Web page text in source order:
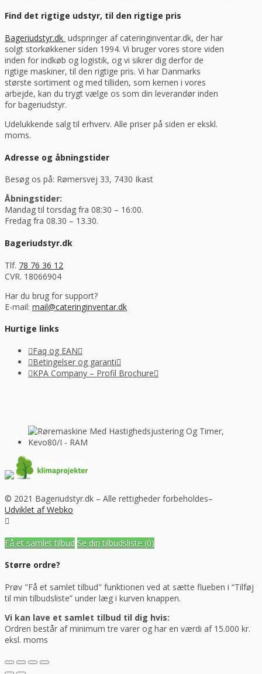
Find det rigtige udstyr, til den rigtige pris
Bageriudstyr.dk udspringer af cateringinventar.dk, der har
solgt storkøkkener siden 1994. Vi bruger vores store viden
inden for indkøb og logistik, og vi sikrer dig derfor de
rigtige maskiner, til den rigtige pris. Vi har Danmarks
største sortiment og med tilliden, som kernen i vores
arbejde, kan du trygt vælge os som din leverandør inden
for bageriudstyr.
Udelukkende salg til erhverv. Alle priser på siden er ekskl.
moms.
Adresse og åbningstider
Besøg os på: Rømersvej 33, 7430 Ikast
Åbningstider:
Mandag til torsdag fra 08:30 – 16:00.
Fredag fra 08.30 – 13.30.
Bageriudstyr.dk
Tlf. 78 76 36 12
CVR. 18066904
Har du brug for support?
E-mail: mail@cateringinventar.dk
Hurtige links
Faq og EAN
Betingelser og garanti
KPA Company – Profil Brochure
© 2021 Bageriudstyr.dk – Alle rettigheder forbeholdes–
Udviklet af Webko
Få et samlet tilbud Se din tilbudsliste (0)
Større ordre?
Prøv "Få et samlet tilbud" funktionen ved at sætte flueben i “Tilføj
til min tilbudsliste” under læg i kurven knappen.
Vi kan lave et samlet tilbud til dig hvis:
Ordren består af minimum tre varer og har en værdi af 15.000 kr.
eksl. moms